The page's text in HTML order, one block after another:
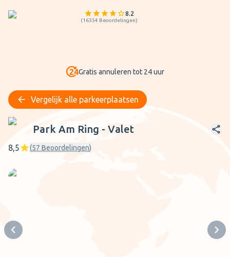
8.2
(16354 Beoordelingen)
Gratis annuleren tot 24 uur
Vergelijk alle parkeerplaatsen
Park Am Ring - Valet
Park Am Ring - Valet
8,5 (57 Beoordelingen)
Previous slide